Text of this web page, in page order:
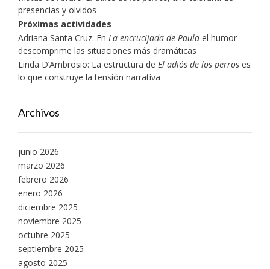
presencias y olvidos
Próximas actividades
Adriana Santa Cruz: En La encrucijada de Paula el humor
descomprime las situaciones más dramáticas
Linda D’Ambrosio: La estructura de El adiós de los perros es
lo que construye la tensión narrativa
Archivos
junio 2026
marzo 2026
febrero 2026
enero 2026
diciembre 2025
noviembre 2025
octubre 2025
septiembre 2025
agosto 2025